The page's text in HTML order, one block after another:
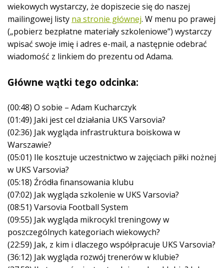
wiekowych wystarczy, że dopiszecie się do naszej
mailingowej listy na stronie głównej. W menu po prawej
(„pobierz bezpłatne materiały szkoleniowe”) wystarczy
wpisać swoje imię i adres e-mail, a następnie odebrać
wiadomość z linkiem do prezentu od Adama.
Główne wątki tego odcinka:
(00:48) O sobie – Adam Kucharczyk
(01:49) Jaki jest cel działania UKS Varsovia?
(02:36) Jak wygląda infrastruktura boiskowa w
Warszawie?
(05:01) Ile kosztuje uczestnictwo w zajęciach piłki nożnej
w UKS Varsovia?
(05:18) Źródła finansowania klubu
(07:02) Jak wygląda szkolenie w UKS Varsovia?
(08:51) Varsovia Football System
(09:55) Jak wygląda mikrocykl treningowy w
poszczególnych kategoriach wiekowych?
(22:59) Jak, z kim i dlaczego współpracuje UKS Varsovia?
(36:12) Jak wygląda rozwój trenerów w klubie?